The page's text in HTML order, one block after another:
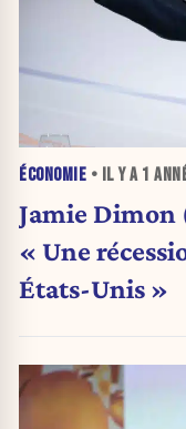
ÉCONOMIE • IL Y A 1
Jamie Dimon
« Une
États-Unis »